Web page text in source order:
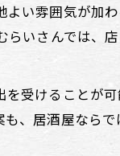
い雰囲気が加
いさんでは、
受けることが
、居酒屋なら